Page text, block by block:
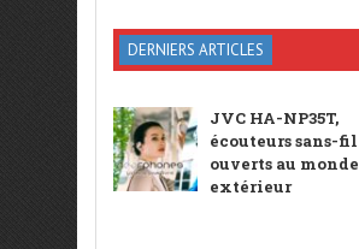
DERNIERS ARTICLES
JVC HA-NP35T,
écouteurs sans-fil
ouverts au monde
extérieur